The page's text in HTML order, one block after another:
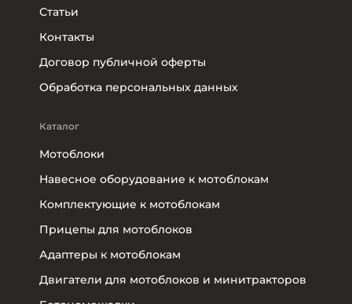
Статьи
Контакты
Договор публичной оферты
Обработка персональных данных
Каталог
Мотоблоки
Навесное оборудование к мотоблокам
Комплектующие к мотоблокам
Прицепы для мотоблоков
Адаптеры к мотоблокам
Двигатели для мотоблоков и минитракторов